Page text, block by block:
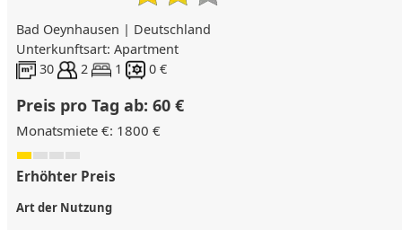
Bad Oeynhausen | Deutschland
Unterkunftsart: Apartment
30
2 1 0 €
Preis pro Tag ab: 60 €
Monatsmiete €: 1800 €
Erhöhter Preis
Art der Nutzung